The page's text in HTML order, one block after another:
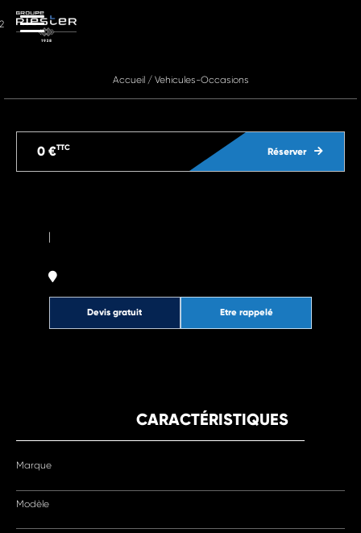
Accueil/ Vehicules-Occasions
Réserver
0 €TTC
|
Etre rappelé
Devis gratuit
CARACTÉRISTIQUES
Marque
Modèle